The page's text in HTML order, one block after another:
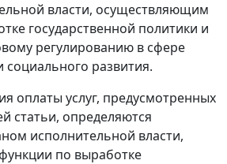
власти, осуществляющим
государственной политики и
регулированию в сфере
социального развития.
оплаты услуг, предусмотренных
статьи, определяются
исполнительной власти,
по выработке